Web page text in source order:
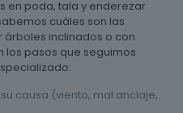
en poda, tala y enderezar
cuáles son las
inclinados o con
los pasos que seguimos
causa (viento, mal anclaje,